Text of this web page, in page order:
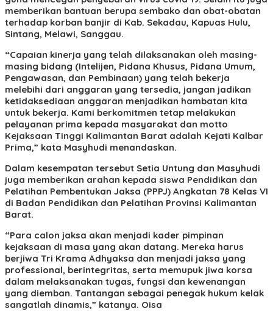
memberikan bantuan berupa sembako dan obat-obatan
terhadap korban banjir di Kab. Sekadau, Kapuas Hulu,
Sintang, Melawi, Sanggau.
“Capaian kinerja yang telah dilaksanakan oleh masing-
masing bidang (Intelijen, Pidana Khusus, Pidana Umum,
Pengawasan, dan Pembinaan) yang telah bekerja
melebihi dari anggaran yang tersedia, jangan jadikan
ketidaksediaan anggaran menjadikan hambatan kita
untuk bekerja. Kami berkomitmen tetap melakukan
pelayanan prima kepada masyarakat dan motto
Kejaksaan Tinggi Kalimantan Barat adalah Kejati Kalbar
Prima,” kata Masyhudi menandaskan.
Dalam kesempatan tersebut Setia Untung dan Masyhudi
juga memberikan arahan kepada siswa Pendidikan dan
Pelatihan Pembentukan Jaksa (PPPJ) Angkatan 78 Kelas VI
di Badan Pendidikan dan Pelatihan Provinsi Kalimantan
Barat.
“Para calon jaksa akan menjadi kader pimpinan
kejaksaan di masa yang akan datang. Mereka harus
berjiwa Tri Krama Adhyaksa dan menjadi jaksa yang
professional, berintegritas, serta memupuk jiwa korsa
dalam melaksanakan tugas, fungsi dan kewenangan
yang diemban. Tantangan sebagai penegak hukum kelak
sangatlah dinamis,” katanya. Oisa